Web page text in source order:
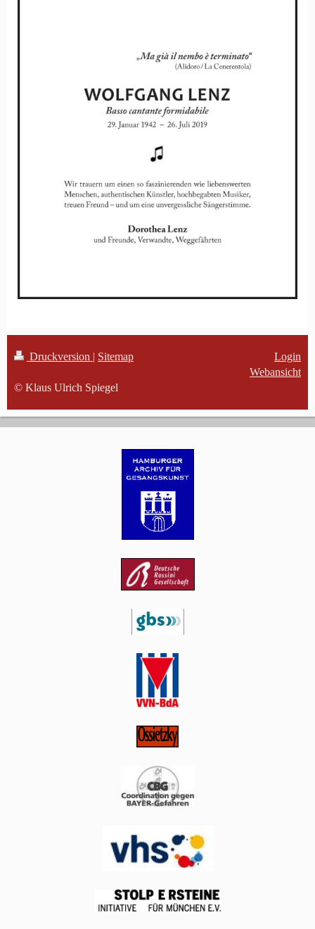
Druckversion | Sitemap
© Klaus Ulrich Spiegel
Login
Webansicht